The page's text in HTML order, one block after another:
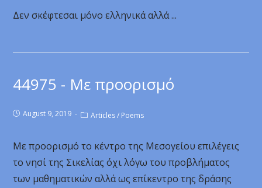
Δεν σκέφτεσαι μόνο ελληνικά αλλά ...
44975 - Με προορισμό
August 9, 2019 Articles / Poems
Με προορισμό το κέντρο της Μεσογείου επιλέγεις
το νησί της Σικελίας όχι λόγω του προβλήματος
των μαθηματικών αλλά ως επίκεντρο της δράσης